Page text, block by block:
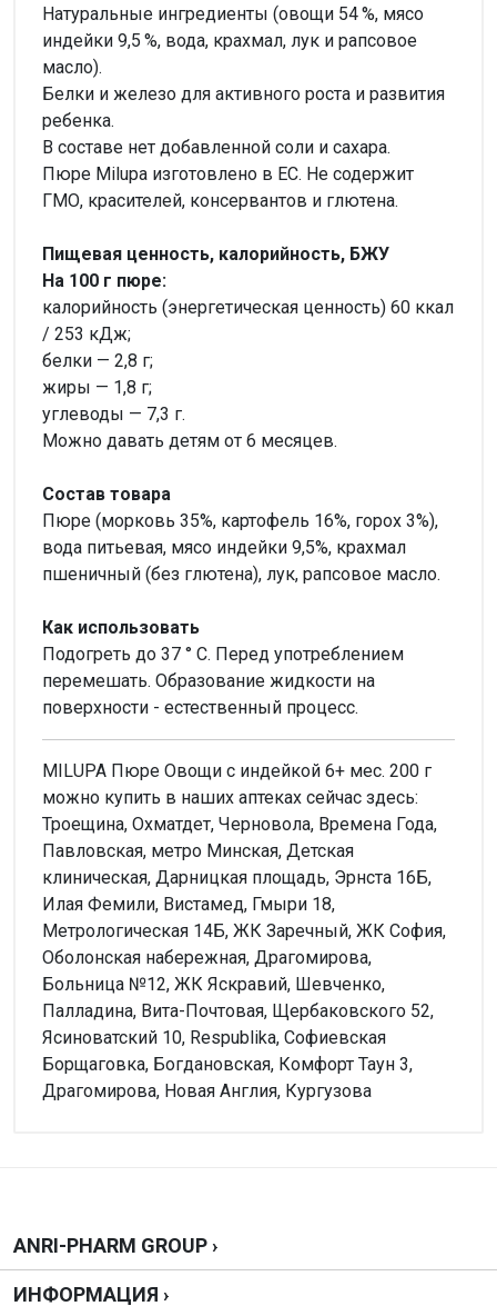
Натуральные ингредиенты (овощи 54 %, мясо
индейки 9,5 %, вода, крахмал, лук и рапсовое
масло).
Белки и железо для активного роста и развития
ребенка.
В составе нет добавленной соли и сахара.
Пюре Milupa изготовлено в ЕС. Не содержит
ГМО, красителей, консервантов и глютена.
Пищевая ценность, калорийность, БЖУ
На 100 г пюре:
калорийность (энергетическая ценность) 60 ккал
/ 253 кДж;
белки — 2,8 г;
жиры — 1,8 г;
углеводы — 7,3 г.
Можно давать детям от 6 месяцев.
Состав товара
Пюре (морковь 35%, картофель 16%, горох 3%),
вода питьевая, мясо индейки 9,5%, крахмал
пшеничный (без глютена), лук, рапсовое масло.
Как использовать
Подогреть до 37 ° С. Перед употреблением
перемешать. Образование жидкости на
поверхности - естественный процесс.
MILUPA Пюре Овощи с индейкой 6+ мес. 200 г
можно купить в наших аптеках сейчас здесь:
Троещина, Охматдет, Черновола, Времена Года,
Павловская, метро Минская, Детская
клиническая, Дарницкая площадь, Эрнста 16Б,
Илая Фемили, Вистамед, Гмыри 18,
Метрологическая 14Б, ЖК Заречный, ЖК София,
Оболонская набережная, Драгомирова,
Больница №12, ЖК Яскравий, Шевченко,
Палладина, Вита-Почтовая, Щербаковского 52,
Ясиноватский 10, Respublika, Софиевская
Борщаговка, Богдановская, Комфорт Таун 3,
Драгомирова, Новая Англия, Кургузова
Написать отзыв
Оценка
ANRI-PHARM GROUP ›
ИНФОРМАЦИЯ ›